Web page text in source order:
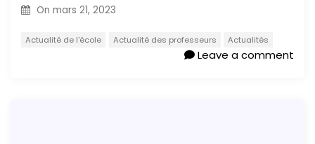
On mars 21, 2023
Actualité de l'école Actualité des professeurs Actualités
Leave a comment